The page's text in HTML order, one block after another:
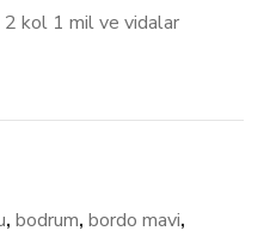
2 kol 1 mil ve vidalar
,bodrum,bordo mavi,